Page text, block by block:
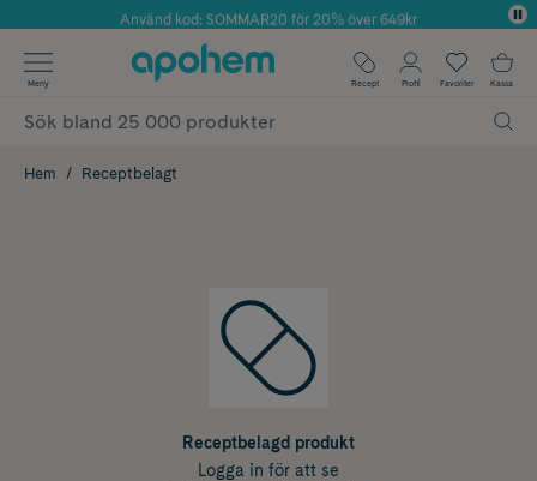
Årets Butik 2025 inom Skönhet
Använd kod: SOMMAR20 för 20% över 649kr
✓ Fri frakt
✓ Poäng på alla köp*
Meny Recept Profil Favoriter Kassa
Hem Receptbelagt
Receptbelagd produkt
Logga in för att se